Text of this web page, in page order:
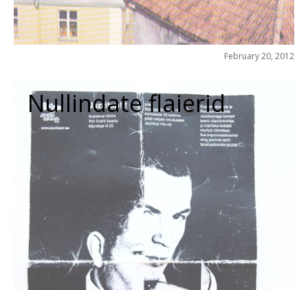
February 20, 2012
Nullindate flaierid